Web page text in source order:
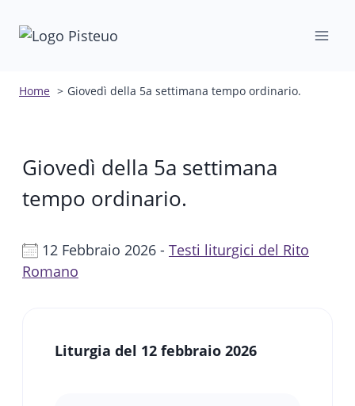
Home Giovedì della 5a settimana tempo ordinario.
Giovedì della 5a settimana
tempo ordinario.
12 Febbraio 2026 - Testi liturgici del Rito
Romano
Liturgia del 12 febbraio 2026